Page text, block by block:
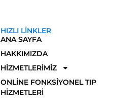
HIZLI LINKLER
ANA SAYFA
HAKKIMIZDA
HIZMETLERIMIZ
ONLINE FONKSIYONEL TIP
HIZMETLERI